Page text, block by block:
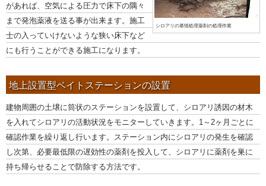
シロアリの慕情処理薬剤の処理作業
があれば、空気による圧力で床下の隅々
まで発泡薬液を送る事が出来ます。施工
士の入っていけないような狭い床下など
にも行うことができる施工になります。
地上設置型ベイトステーションの設置
建物周囲の土壌に筒状のステーションを設置して、シロアリ誘因の材木
を入れてシロアリの活動状況をモニターしていきます。1～2ヶ月ごとに
確認作業を繰り返し行います。ステーション内にシロアリの発生を確認
し次第、必要最低限の遅効性の薬剤を投入して、シロアリに薬剤を巣に
持ち帰らせることで防除する方法です。